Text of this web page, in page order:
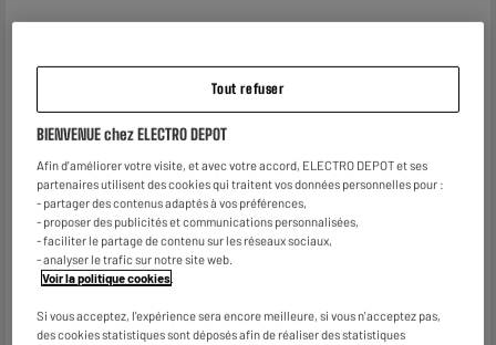
4€96
Tout refuser
BIENVENUE chez ELECTRO DEPOT
Afin d'améliorer votre visite, et avec votre accord, ELECTRO DEPOT et ses
partenaires utilisent des cookies qui traitent vos données personnelles pour :
- partager des contenus adaptés à vos préférences,
- proposer des publicités et communications personnalisées,
- faciliter le partage de contenu sur les réseaux sociaux,
- analyser le trafic sur notre site web.
Voir la politique cookies.
Si vous acceptez, l'expérience sera encore meilleure, si vous n'acceptez pas,
des cookies statistiques sont déposés afin de réaliser des statistiques